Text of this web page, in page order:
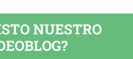
NUESTRO